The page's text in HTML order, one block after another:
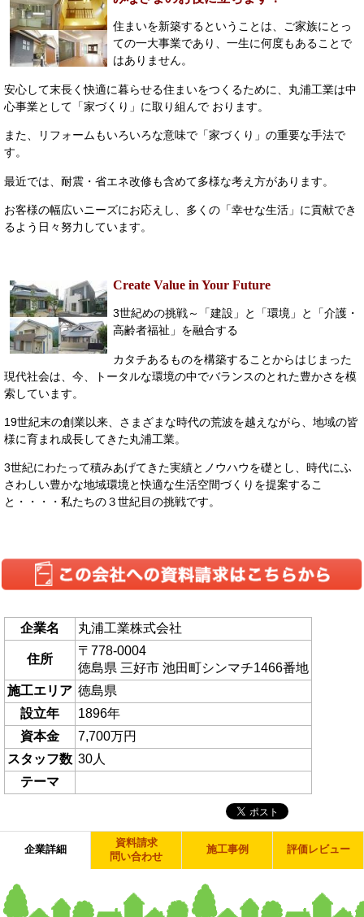
住まいを新築するということは、ご家族にとっ
ての一大事業であり、一生に何度もあることで
はありません。
安心して末長く快適に暮らせる住まいをつくるために、丸浦工業は中
心事業として「家づくり」に取り組んで おります。
また、リフォームもいろいろな意味で「家づくり」の重要な手法で
す。
最近では、耐震・省エネ改修も含めて多様な考え方があります。
お客様の幅広いニーズにお応えし、多くの「幸せな生活」に貢献でき
るよう日々努力しています。
Create Value in Your Future
3世紀めの挑戦～「建設」と「環境」と「介護・
高齢者福祉」を融合する
カタチあるものを構築することからはじまった
現代社会は、今、トータルな環境の中でバランスのとれた豊かさを模
索しています。
19世紀末の創業以来、さまざまな時代の荒波を越えながら、地域の皆
様に育まれ成長してきた丸浦工業。
3世紀にわたって積みあげてきた実績とノウハウを礎とし、時代にふ
さわしい豊かな地域環境と快適な生活空間づくりを提案するこ
と・・・・私たちの３世紀目の挑戦です。
企業名 丸浦工業株式会社
住所
〒778-0004
徳島県 三好市 池田町シンマチ1466番地
施工エリア 徳島県
設立年
1896年
資本金
7,700万円
スタッフ数 30人
テーマ
企業詳細
資料請求
問い合わせ
施工事例 評価レビュー